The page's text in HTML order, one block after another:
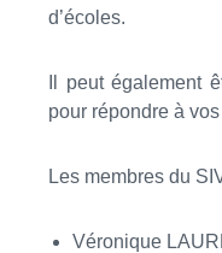
d’écoles.
Il peut également
pour répondre à
Les membres du
Véronique